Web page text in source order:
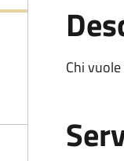
Chi